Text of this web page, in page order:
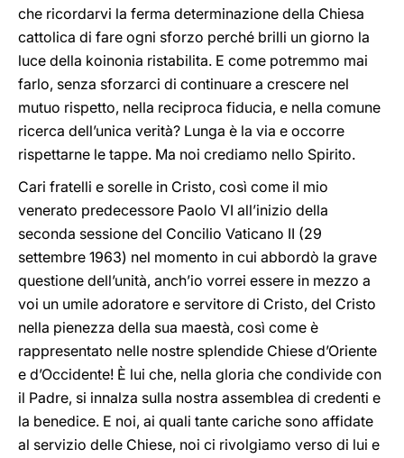
che ricordarvi la ferma determinazione della Chiesa
cattolica di fare ogni sforzo perché brilli un giorno la
luce della koinonia ristabilita. E come potremmo mai
farlo, senza sforzarci di continuare a crescere nel
mutuo rispetto, nella reciproca fiducia, e nella comune
ricerca dell’unica verità? Lunga è la via e occorre
rispettarne le tappe. Ma noi crediamo nello Spirito.
Cari fratelli e sorelle in Cristo, così come il mio
venerato predecessore Paolo VI all’inizio della
seconda sessione del Concilio Vaticano II (29
settembre 1963) nel momento in cui abbordò la grave
questione dell’unità, anch’io vorrei essere in mezzo a
voi un umile adoratore e servitore di Cristo, del Cristo
nella pienezza della sua maestà, così come è
rappresentato nelle nostre splendide Chiese d’Oriente
e d’Occidente! È lui che, nella gloria che condivide con
il Padre, si innalza sulla nostra assemblea di credenti e
la benedice. E noi, ai quali tante cariche sono affidate
al servizio delle Chiese, noi ci rivolgiamo verso di lui e